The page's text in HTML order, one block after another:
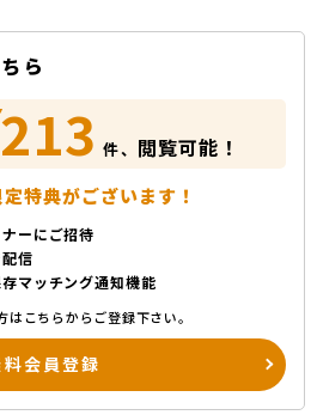
ら
213 件、 閲覧可能！
特典がございます！
ーにご招待
信
マッチング通知機能
こちらからご登録下さい。
会員登録